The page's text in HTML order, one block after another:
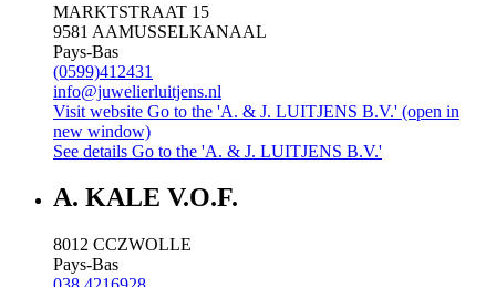
MARKTSTRAAT 15
9581 AAMUSSELKANAAL
Pays-Bas
(0599)412431
info@juwelierluitjens.nl
Visit website Go to the 'A. & J. LUITJENS B.V.' (open in
new window)
See details Go to the 'A. & J. LUITJENS B.V.'
A. KALE V.O.F.
8012 CCZWOLLE
Pays-Bas